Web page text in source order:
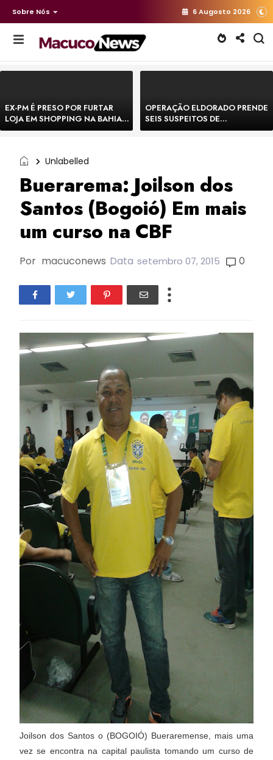
Sobre Nós 6 Augosto 2026
EX-PM É PRESO POR FURTAR
LOJA EM SHOPPING NA BAHIA E
ESCAPA CORRENDO DE
OPERAÇÃO ELDORADO PRENDE
SEIS SUSPEITOS DE
MOVIMENTAR R$ 25 MILHÕES
Unlabelled
Buerarema: Joilson dos
Santos (Bogoió) Em mais
um curso na CBF
Por macuconews Data setembro 07, 2015 0
Joilson dos Santos o (BOGOIÓ) Bueraremense, mais uma
vez se encontra na capital paulista tomando um curso de